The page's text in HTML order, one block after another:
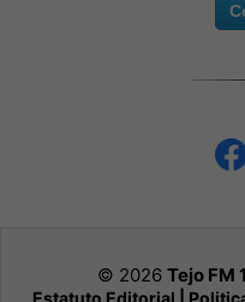
© 2026 Tejo FM
Estatuto Editorial